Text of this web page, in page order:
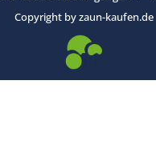
Copyright by zaun-kaufen.de